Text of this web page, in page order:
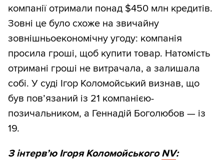
компанії отримали понад $450 млн кредитів.
Зовні це було схоже на звичайну
зовнішньоекономічну угоду: компанія
просила гроші, щоб купити товар. Натомість
отримані гроші не витрачала, а залишала
собі. У суді Ігор Коломойський визнав, що
був пов’язаний із 21 компанією-
позичальником, а Геннадій Боголюбов — із
19.
З інтерв’ю Ігоря Коломойського NV: